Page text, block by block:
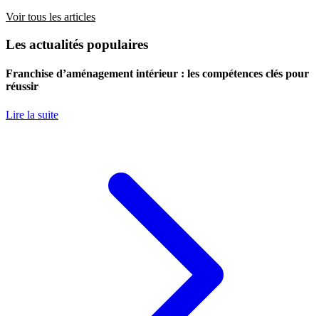
Voir tous les articles
Les actualités populaires
Franchise d’aménagement intérieur : les compétences clés pour
réussir
Lire la suite